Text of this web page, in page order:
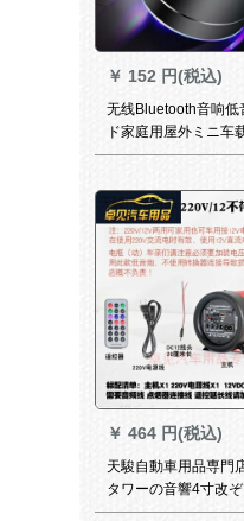
￥ 152 円(税込)
无线Bluetooth音响低
ド家庭用屋外ミニ车
ン小型携帯テープス
スカー】色はランダ
れます。
￥ 464 円(税込)
天駿自動車用品専門
タワーの音響4寸改
載スピカー12 v自動